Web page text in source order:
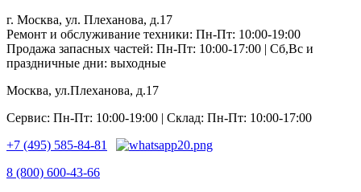
г. Москва, ул. Плеханова, д.17
Ремонт и обслуживание техники: Пн-Пт: 10:00-19:00
Продажа запасных частей: Пн-Пт: 10:00-17:00 | Сб,Вс и
праздничные дни: выходные
Москва, ул.Плеханова, д.17
Сервис: Пн-Пт: 10:00-19:00 | Склад: Пн-Пт: 10:00-17:00
+7 (495) 585-84-81
8 (800) 600-43-66